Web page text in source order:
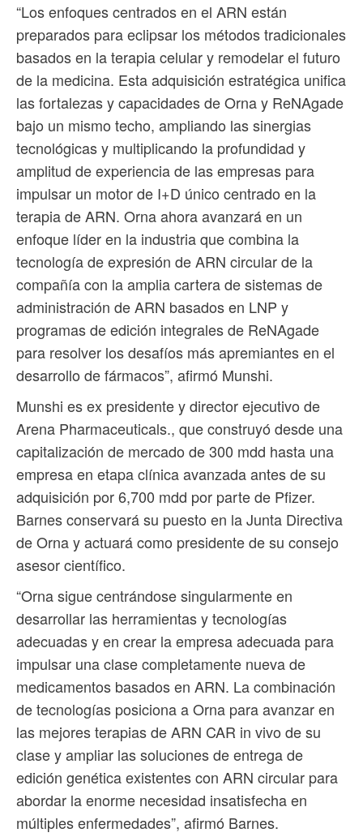
“Los enfoques centrados en el ARN están
preparados para eclipsar los métodos tradicionales
basados ​​en la terapia celular y remodelar el futuro
de la medicina. Esta adquisición estratégica unifica
las fortalezas y capacidades de Orna y ReNAgade
bajo un mismo techo, ampliando las sinergias
tecnológicas y multiplicando la profundidad y
amplitud de experiencia de las empresas para
impulsar un motor de I+D único centrado en la
terapia de ARN. Orna ahora avanzará en un
enfoque líder en la industria que combina la
tecnología de expresión de ARN circular de la
compañía con la amplia cartera de sistemas de
administración de ARN basados ​​en LNP y
programas de edición integrales de ReNAgade
para resolver los desafíos más apremiantes en el
desarrollo de fármacos”, afirmó Munshi.
Munshi es ex presidente y director ejecutivo de
Arena Pharmaceuticals., que construyó desde una
capitalización de mercado de 300 mdd hasta una
empresa en etapa clínica avanzada antes de su
adquisición por 6,700 mdd por parte de Pfizer.
Barnes conservará su puesto en la Junta Directiva
de Orna y actuará como presidente de su consejo
asesor científico.
“Orna sigue centrándose singularmente en
desarrollar las herramientas y tecnologías
adecuadas y en crear la empresa adecuada para
impulsar una clase completamente nueva de
medicamentos basados ​​en ARN. La combinación
de tecnologías posiciona a Orna para avanzar en
las mejores terapias de ARN CAR in vivo de su
clase y ampliar las soluciones de entrega de
edición genética existentes con ARN circular para
abordar la enorme necesidad insatisfecha en
múltiples enfermedades”, afirmó Barnes.